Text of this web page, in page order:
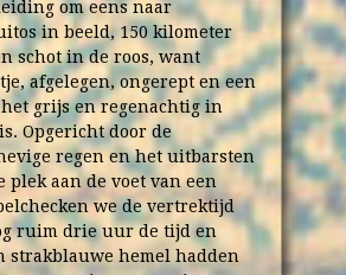
om eens naar
in beeld, 150 kilometer
schot in de roos, want
afgelegen, ongerept en een
grijs en regenachtig in
Opgericht door de
regen en het uitbarsten
aan de voet van een
we de vertrektijd
ruim drie uur de tijd en
strakblauwe hemel hadden